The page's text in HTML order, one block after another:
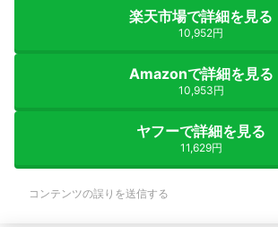
楽天市場で詳細を見る
10,952円
Amazonで詳細を見る
10,953円
ヤフーで詳細を見る
11,629円
コンテンツの誤りを送信する